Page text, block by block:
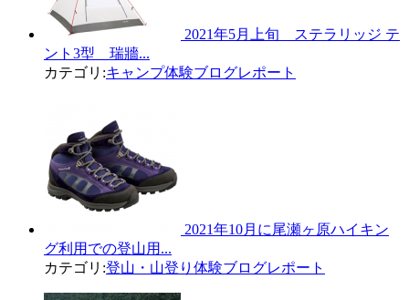
2021年5月上旬 ステラリッジ テ
ント3型 瑞牆...
カテゴリ:キャンプ体験ブログレポート
2021年10月に尾瀬ヶ原ハイキン
グ利用での登山用...
カテゴリ:登山・山登り体験ブログレポート